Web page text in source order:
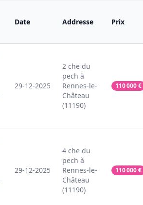
Date Addresse Prix
29-12-2025
2 che du
pech à
Rennes-le-
Château
(11190)
110 000€
29-12-2025
4 che du
pech à
Rennes-le-
Château
(11190)
110 000€